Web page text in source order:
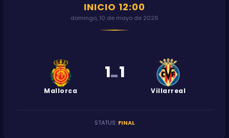
INICIO 12:00
domingo, 10 de mayo de 2026
Mallorca
1-1
Villarreal
STATUS: FINAL